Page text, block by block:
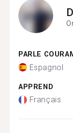
PARLE
Espagnol
APPREND
Français